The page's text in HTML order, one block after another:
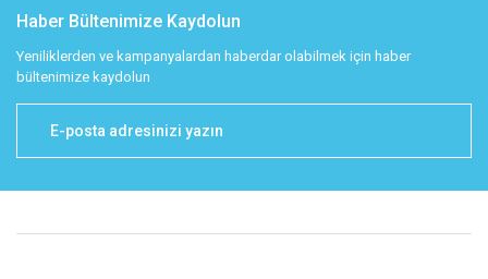
Haber Bültenimize Kaydolun
Yeniliklerden ve kampanyalardan haberdar olabilmek için haber
bültenimize kaydolun